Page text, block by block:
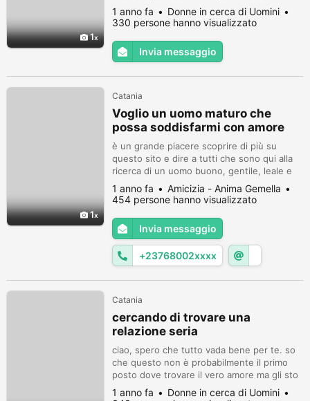
1
amicizia/partnership a livello degli occhi.
Immagino una relazione aperta, onesta,
premurosa, ma non restrittiva, tollerante in
cui, oltre a molte somiglianze, l'attrazione
fisica è giusta. Tra i 40 e circa 68 anni
1 anno fa
Donne in cerca di Uomini
330 persone hanno visualizzato
Invia messaggio
1
Catania
Voglio un uomo maturo che
possa soddisfarmi con amore
è un grande piacere scoprire di più su
questo sito e dire a tutti che sono qui alla
ricerca di un uomo buono, gentile, leale e
responsabile di 38 anni e oltre per una
compagnia per tutta la vita e anche per
trascorrere il resto dei miei giorni con te
sulla terra
1 anno fa
Amicizia - Anima Gemella
454 persone hanno visualizzato
Invia messaggio
+23768002xxxx
Catania
cercando di trovare una
relazione seria
ciao, spero che tutto vada bene per te. so
che questo non è probabilmente il primo
posto dove trovare il vero amore ma gli sto
dando una possibilità pur essendo
1 anno fa
Donne in cerca di Uomini